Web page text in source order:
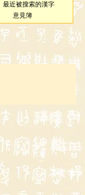
最近被搜索的漢字
意見簿